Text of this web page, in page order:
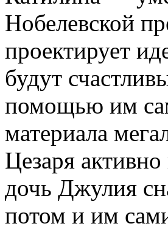
Нобелевской
проектирует
будут
помощью им
материала
Цезаря
дочь Джулия
потом и им